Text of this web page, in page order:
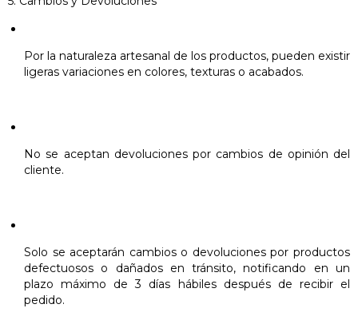
Por la naturaleza artesanal de los productos, pueden existir
ligeras variaciones en colores, texturas o acabados.
No se aceptan devoluciones por cambios de opinión del
cliente.
Solo se aceptarán cambios o devoluciones por productos
defectuosos o dañados en tránsito, notificando en un
plazo máximo de 3 días hábiles después de recibir el
pedido.